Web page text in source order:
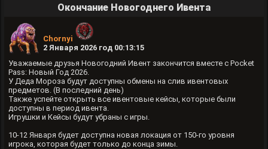
Окончание Новогоднего Ивента
Chornyi
2 Января 2026 год 00:13:15
Уважаемые друзья Новогодний Ивент закончится вместе с Pocket
Pass: Новый Год 2026.
У Деда Мороза будут доступны обмены на слив ивентовых
предметов. (В последний день)
Также успейте открыть все ивентовые кейсы, которые были
доступны в период ивента.
Игрушки и Кейсы будут убраны с игры.
10-12 Января будет доступна новая локация от 150-го уровня
игрока, которая будет только до конца зимы.